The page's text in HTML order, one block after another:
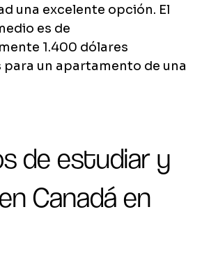
una excelente opción. El
es de
1.400 dólares
para un apartamento de una
de estudiar y
Canadá en